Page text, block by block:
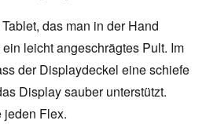
das man in der Hand
leicht angeschrägtes Pult. Im
der Displaydeckel eine schiefe
Display sauber unterstützt.
jeden Flex.